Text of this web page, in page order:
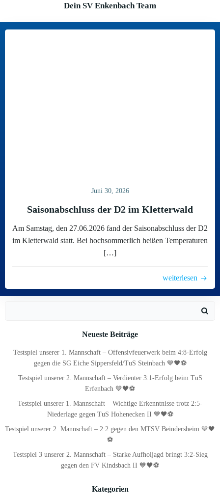
Dein SV Enkenbach Team
Juni 30, 2026
Saisonabschluss der D2 im Kletterwald
Am Samstag, den 27.06.2026 fand der Saisonabschluss der D2
im Kletterwald statt. Bei hochsommerlich heißen Temperaturen
[…]
weiterlesen
Neueste Beiträge
Testspiel unserer 1. Mannschaft – Offensivfeuerwerk beim 4:8-Erfolg
gegen die SG Eiche Sippersfeld/TuS Steinbach 💙🖤⚽
Testspiel unserer 2. Mannschaft – Verdienter 3:1-Erfolg beim TuS
Erfenbach 💙🖤⚽
Testspiel unserer 1. Mannschaft – Wichtige Erkenntnisse trotz 2:5-
Niederlage gegen TuS Hohenecken II 💙🖤⚽
Testspiel unserer 2. Mannschaft – 2:2 gegen den MTSV Beindersheim 💙🖤
⚽
Testspiel 3 unserer 2. Mannschaft – Starke Aufholjagd bringt 3:2-Sieg
gegen den FV Kindsbach II 💙🖤⚽
Kategorien